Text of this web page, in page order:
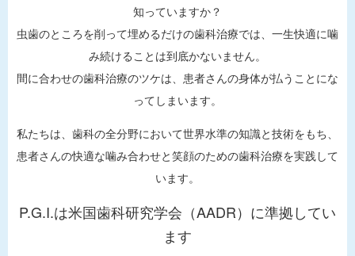
P.G.I.定例研修会のご案内
コロナ渦の中、定例研修会開催施設の閉鎖中につき、オンライン
開催となります。人数制限の関係で、P.G.I.研修コース卒業生
（OB）の参加開催となってしまいます。 今までの参加した関
係者の方々、参加希望の先生方には申し訳あり […]
続きを読む ＞＞
咬合平面診断器を必要とされる先生方
咬合平面診断器を販売していたハーマンズ（会社）がなくなって
しまったため、シーラⅡ（咬合平面診断器）を購入する事が不可
知っていますか？
虫歯のところを削って埋めるだけの歯科治療では、一生快適に噛
み続けることは到底かないません。
間に合わせの歯科治療のツケは、患者さんの身体が払うことにな
ってしまいます。
私たちは、歯科の全分野において世界水準の知識と技術をもち、
患者さんの快適な噛み合わせと笑顔のための歯科治療を実践して
います。
P.G.I.は米国歯科研究学会（AADR）に準拠してい
ます